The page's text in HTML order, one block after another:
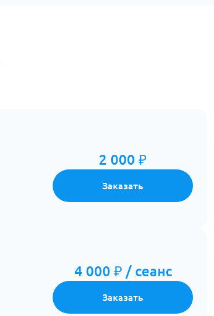
2 000 ₽
Заказать
4 000 ₽ / сеанс
Заказать